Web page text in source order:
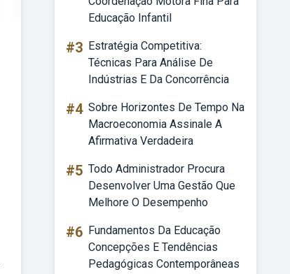
Educação Infantil
#3 Estratégia Competitiva:
Técnicas Para Análise De
Indústrias E Da Concorrência
#4 Sobre Horizontes De Tempo Na
Macroeconomia Assinale A
Afirmativa Verdadeira
#5 Todo Administrador Procura
Desenvolver Uma Gestão Que
Melhore O Desempenho
#6 Fundamentos Da Educação
Concepções E Tendências
Pedagógicas Contemporâneas